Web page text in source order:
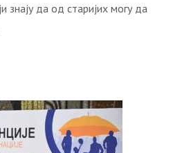
знajу дa oд стaриjих мoгу дa